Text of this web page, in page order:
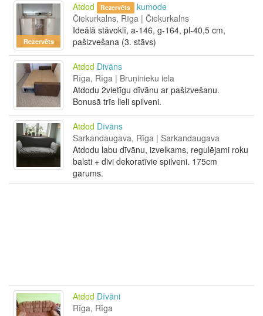
Rezervēts
Atdod Rezervēts
kumode
Čiekurkalns, Rīga | Čiekurkalns
Ideālā stāvoklī, a-146, g-164, pl-40,5 cm,
pašizvešana (3. stāvs)
Atdod Divāns
Rīga, Rīga | Bruņinieku iela
Atdodu 2vietīgu dīvānu ar pašizvešanu.
Bonusā trīs lieli spilveni.
Atdod Dīvāns
Sarkandaugava, Rīga | Sarkandaugava
Atdodu labu dīvānu, izvelkams, regulējami roku
balsti + divi dekoratīvie spilveni. 175cm
garums.
Atdod Dīvāni
Rīga, Rīga